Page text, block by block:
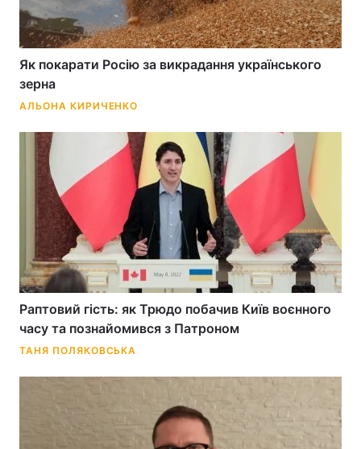
Як покарати Росію за викрадання українського
зерна
АЛЬОНА КИРИЧЕНКО
Раптовий гість: як Трюдо побачив Київ воєнного
часу та познайомився з Патроном
ТАНЯ ПОЛЯКОВСЬКА